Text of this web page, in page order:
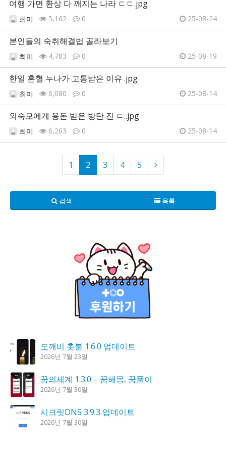
여행 가면 환상 다 깨지는 나라 ㄷㄷ.jpg
최미 5,162 0 25-08-24
본인들의 숙취해결법 골라보기
최미 4,783 0 25-08-19
한일 혼혈 누나가 고통받은 이유 .jpg
최미 6,080 0 25-08-14
외숙모에게 용돈 받은 방탄 진 ㄷ..jpg
최미 6,263 0 25-08-14
1 2 3 4 5
검색 목록
도깨비 촛불 1.6.0 업데이트
2026년 7월 23일
꿈의세계 1.3.0 – 꿈해몽, 꿈풀이
2026년 7월 30일
시크릿DNS 3.9.3 업데이트
2026년 7월 30일